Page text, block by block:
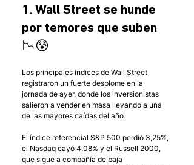
1. Wall Street se hunde
por temores que suben
📉😰
Los principales índices de Wall Street
registraron un fuerte desplome en la
jornada de ayer, donde los inversionistas
salieron a vender en masa llevando a una
de las mayores caídas del año.
El índice referencial S&P 500 perdió 3,25%,
el Nasdaq cayó 4,08% y el Russell 2000,
que sigue a compañía de baja